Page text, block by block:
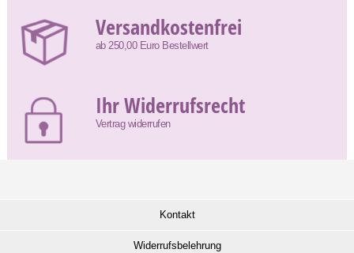
Versandkostenfrei
ab 250,00 Euro Bestellwert
Ihr Widerrufsrecht
Vertrag widerrufen
Kontakt
Widerrufsbelehrung